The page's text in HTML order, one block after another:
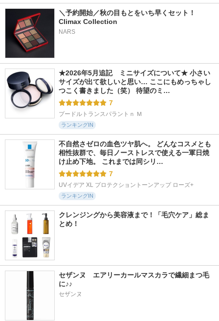
＼予約開始／秋の目もとをいち早くセット！
Climax Collection
NARS
★2026年5月追記　ミニサイズについて★ 小さい
サイズが出て欲しいと思い… ここにもめっちゃし
つこく書きました（笑） 待望のミ…
7
プードルトランスパラントｎ Ｍ
ランキングIN
不自然さゼロの血色ツヤ肌へ。 どんなコスメとも
相性抜群で、毎日ノーストレスで使える一軍日焼
け止め下地。 これまでは同シリ…
7
UVイデア XL プロテクショントーンアップ ローズ+
ランキングIN
クレンジングから美容液まで！「毛穴ケア」総ま
とめ！
セザンヌ　エアリーカールマスカラで繊細まつ毛
に♪♪
セザンヌ